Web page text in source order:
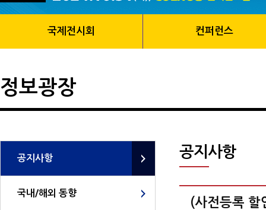
국제전시회 컨퍼런스
정보광장
공지사항
국내/해외 동향
공지사항
(사전등록